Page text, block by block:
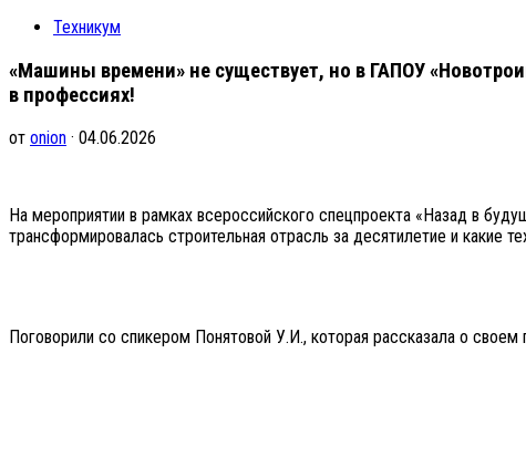
Техникум
«Машины времени» не существует, но в ГАПОУ
в профессиях!
от onion · 04.06.2026
На мероприятии в рамках всероссийского спецпроекта «Назад в
трансформировалась строительная отрасль за десятилетие и какие
Поговорили со спикером Понятовой У.И., которая рассказала о